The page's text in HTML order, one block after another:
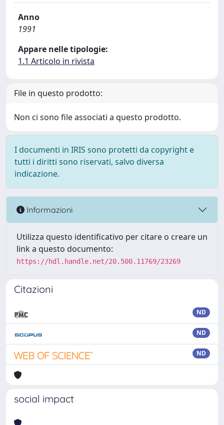
Anno
1991
Appare nelle tipologie:
1.1 Articolo in rivista
File in questo prodotto:
Non ci sono file associati a questo prodotto.
I documenti in IRIS sono protetti da copyright e
tutti i diritti sono riservati, salvo diversa
indicazione.
Informazioni
Utilizza questo identificativo per citare o creare un
link a questo documento:
https://hdl.handle.net/20.500.11769/23269
Citazioni
ND
ND
ND
social impact